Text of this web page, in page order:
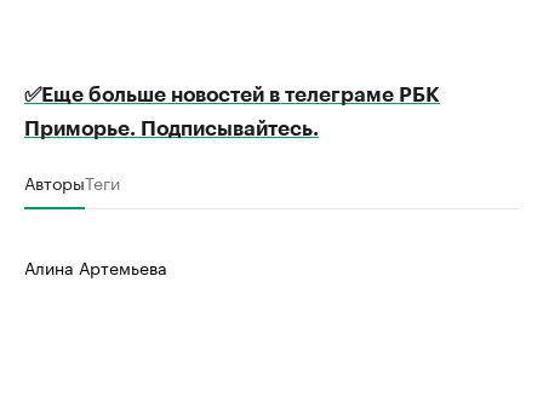
✅Еще больше новостей в телеграме РБК
Приморье. Подписывайтесь.
АвторыТеги
Алина Артемьева